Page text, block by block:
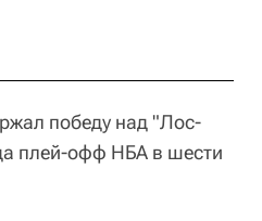
победу над "Лос-
плей-офф НБА в шести